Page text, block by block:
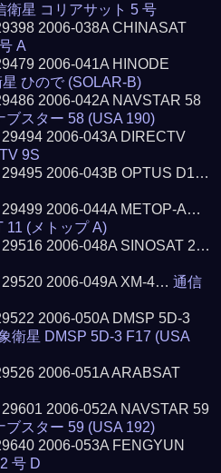
衛星 コリアサット 5 号
2006-038A CHINASAT
A
2006-041A HINODE
ひので (SOLAR-B)
2006-042A NAVSTAR 58
ブスター 58 (USA 190)
2006-043A DIRECTV
9S
29495 2006-043B OPTUS D1…
2006-044A METOP-A…
11 (メトップ A)
2006-048A SINOSAT 2…
29520 2006-049A XM-4…通信
2006-050A DMSP 5D-3
衛星 DMSP 5D-3 F17 (USA
2006-051A ARABSAT
2006-052A NAVSTAR 59
ブスター 59 (USA 192)
2006-053A FENGYUN
号 D